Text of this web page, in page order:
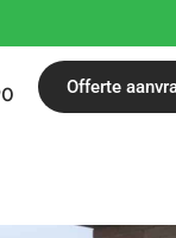
Offerte